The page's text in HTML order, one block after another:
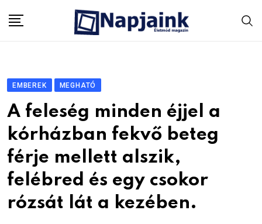
EMBEREK MEGHATÓ
A feleség minden éjjel a
kórházban fekvő beteg
férje mellett alszik,
felébred és egy csokor
rózsát lát a kezében.